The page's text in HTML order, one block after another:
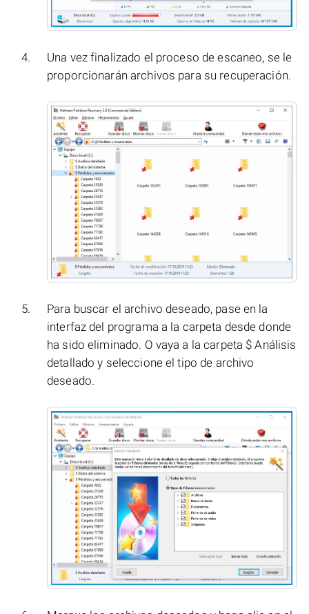
Una vez finalizado el proceso de escaneo, se le
proporcionarán archivos para su recuperación.
Para buscar el archivo deseado, pase en la
interfaz del programa a la carpeta desde donde
ha sido eliminado. O vaya a la carpeta $ Análisis
detallado y seleccione el tipo de archivo
deseado.